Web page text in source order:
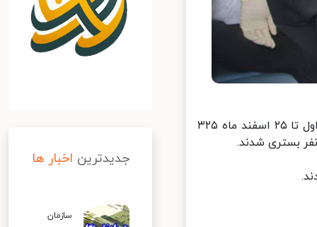
ایسنا: مجتبی خالدی در این باره اظهار کرد: بر اساس آمار های اورژانس از اول تا ٢۵ اسفند ماه ٣٢۵
جدیدترین اخبار ها
سازمان